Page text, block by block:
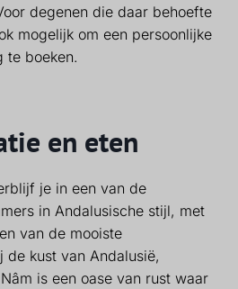
degenen die daar behoefte
mogelijk om een persoonlijke
te boeken.
en eten
je in een van de
in Andalusische stijl, met
van de mooiste
kust van Andalusië,
is een oase van rust waar